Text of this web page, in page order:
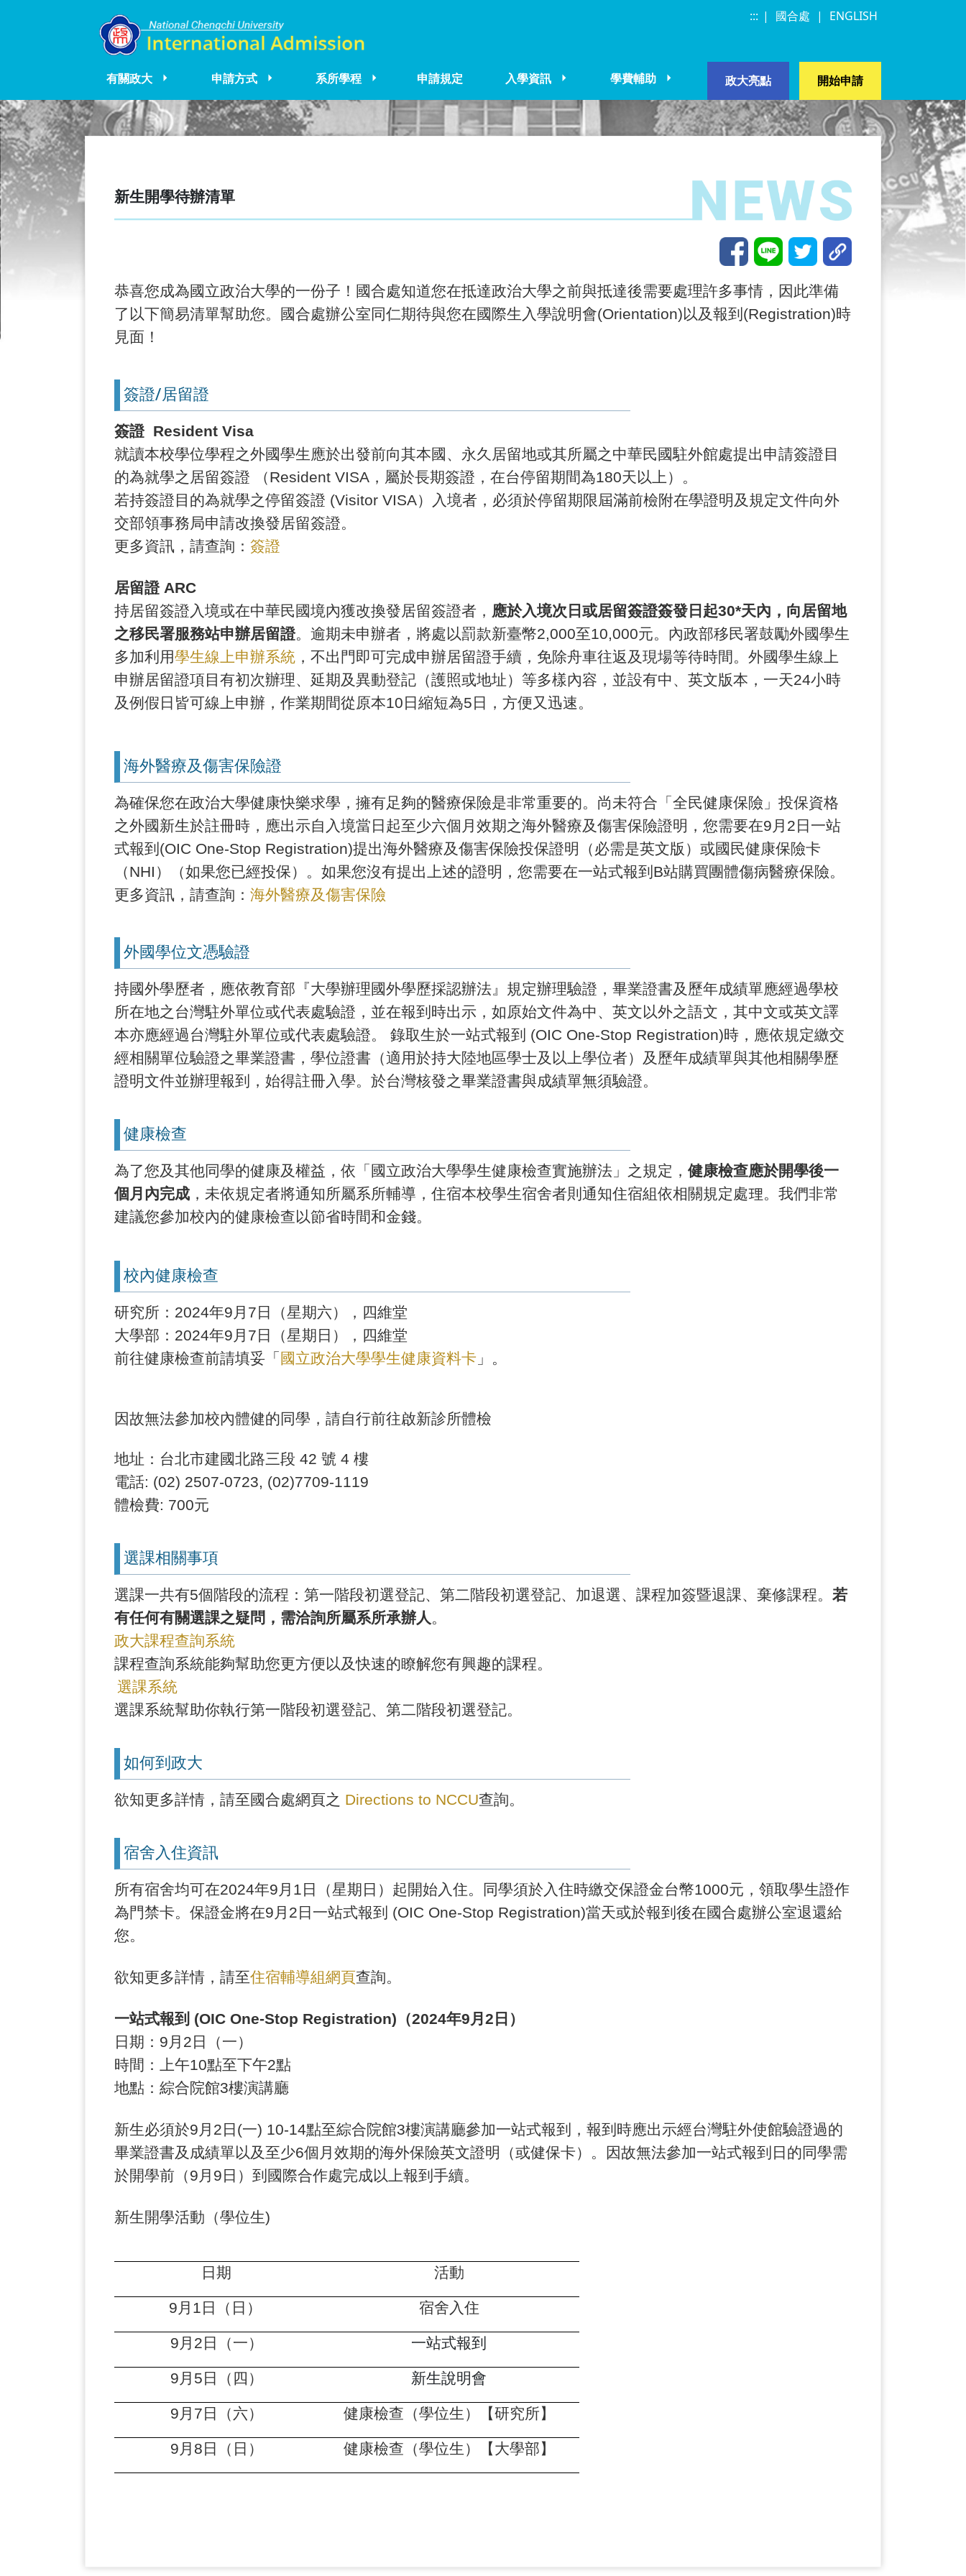
|| | 國合處 | ENGLISH
有關政大 申請方式 系所學程 申請規定 入學資訊 學費輔助 常見問題
政大亮點 開始申請
新生開學待辦清單
恭喜您成為國立政治大學的一份子！國合處知道您在抵達政治大學之前與抵達後需要處理許多事情，因此準備
了以下簡易清單幫助您。國合處辦公室同仁期待與您在國際生入學說明會(Orientation)以及報到(Registration)時
見面！
簽證/居留證
簽證 Resident Visa
就讀本校學位學程之外國學生應於出發前向其本國、永久居留地或其所屬之中華民國駐外館處提出申請簽證目
的為就學之居留簽證 （Resident VISA，屬於長期簽證，在台停留期間為180天以上）。
若持簽證目的為就學之停留簽證 (Visitor VISA）入境者，必須於停留期限屆滿前檢附在學證明及規定文件向外
交部領事務局申請改換發居留簽證。
更多資訊，請查詢： 簽證
居留證 ARC
持居留簽證入境或在中華民國境內獲改換發居留簽證者， 應於入境次日或居留簽證簽發日起30*天內，向居留地
之移民署服務站申辦居留證。逾期未申辦者，將處以罰款新臺幣2,000至10,000元。內政部移民署鼓勵外國學生
多加利用學生線上申辦系統 ，不出門即可完成申辦居留證手續，免除舟車往返及現場等待時間。外國學生線上
申辦居留證項目有初次辦理、延期及異動登記（護照或地址）等多樣內容，並設有中、英文版本，一天24小時
及例假日皆可線上申辦，作業期間從原本10日縮短為5日，方便又迅速。
海外醫療及傷害保險證
為確保您在政治大學健康快樂求學，擁有足夠的醫療保險是非常重要的。尚未符合「全民健康保險」投保資格
之外國新生於註冊時，應出示自入境當日起至少六個月效期之海外醫療及傷害保險證明，您需要在9月2日一站
式報到(OIC One-Stop Registration)提出海外醫療及傷害保險投保證明（必需是英文版）或國民健康保險卡
（NHI）（如果您已經投保）。如果您沒有提出上述的證明，您需要在一站式報到B站購買團體傷病醫療保險。
更多資訊，請查詢： 海外醫療及傷害保險
外國學位文憑驗證
持國外學歷者，應依教育部『大學辦理國外學歷採認辦法』規定辦理驗證，畢業證書及歷年成績單應經過學校
所在地之台灣駐外單位或代表處驗證，並在報到時出示，如原始文件為中、英文以外之語文，其中文或英文譯
本亦應經過台灣駐外單位或代表處驗證。 錄取生於一站式報到 (OIC One-Stop Registration)時，應依規定繳交
經相關單位驗證之畢業證書，學位證書（適用於持大陸地區學士及以上學位者）及歷年成績單與其他相關學歷
證明文件並辦理報到，始得註冊入學。於台灣核發之畢業證書與成績單無須驗證。
健康檢查
為了您及其他同學的健康及權益，依「國立政治大學學生健康檢查實施辦法」之規定， 健康檢查應於開學後一
個月內完成 ，未依規定者將通知所屬系所輔導，住宿本校學生宿舍者則通知住宿組依相關規定處理。我們非常
建議您參加校內的健康檢查以節省時間和金錢。
校內健康檢查
研究所：2024年9月7日（星期六），四維堂
大學部：2024年9月7日（星期日），四維堂
前往健康檢查前請填妥「 國立政治大學學生健康資料卡 」。
因故無法參加校內體健的同學，請自行前往啟新診所體檢
地址：台北市建國北路三段 42 號 4 樓
電話: (02) 2507-0723, (02)7709-1119
體檢費: 700元
選課相關事項
選課一共有5個階段的流程：第一階段初選登記、第二階段初選登記、加退選、課程加簽暨退課、棄修課程。 若
有任何有關選課之疑問，需洽詢所屬系所承辦人。
政大課程查詢系統
課程查詢系統能夠幫助您更方便以及快速的瞭解您有興趣的課程。
選課系統
選課系統幫助你執行第一階段初選登記、第二階段初選登記。
如何到政大
欲知更多詳情，請至國合處網頁之 Directions to NCCU查詢。
宿舍入住資訊
所有宿舍均可在2024年9月1日（星期日）起開始入住。同學須於入住時繳交保證金台幣1000元，領取學生證作
為門禁卡。保證金將在9月2日一站式報到 (OIC One-Stop Registration)當天或於報到後在國合處辦公室退還給
您。
欲知更多詳情，請至住宿輔導組網頁查詢。
一站式報到 (OIC One-Stop Registration)（2024年9月2日）
日期：9月2日（一）
時間：上午10點至下午2點
地點：綜合院館3樓演講廳
新生必須於9月2日(一) 10-14點至綜合院館3樓演講廳參加一站式報到，報到時應出示經台灣駐外使館驗證過的
畢業證書及成績單以及至少6個月效期的海外保險英文證明（或健保卡）。因故無法參加一站式報到日的同學需
於開學前（9月9日）到國際合作處完成以上報到手續。
新生開學活動（學位生)
日期 活動
9月1日（日） 宿舍入住
9月2日（一） 一站式報到
9月5日（四） 新生說明會
9月7日（六） 健康檢查（學位生）【研究所】
9月8日（日） 健康檢查（學位生）【大學部】